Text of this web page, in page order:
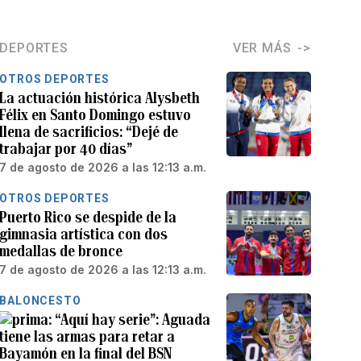
DEPORTES VER MÁS
OTROS DEPORTES
La actuación histórica Alysbeth
Félix en Santo Domingo estuvo
llena de sacrificios: “Dejé de
trabajar por 40 días”
7 de agosto de 2026 a las 12:13 a.m.
OTROS DEPORTES
Puerto Rico se despide de la
gimnasia artística con dos
medallas de bronce
7 de agosto de 2026 a las 12:13 a.m.
BALONCESTO
“Aquí hay serie”: Aguada
tiene las armas para retar a
Bayamón en la final del BSN